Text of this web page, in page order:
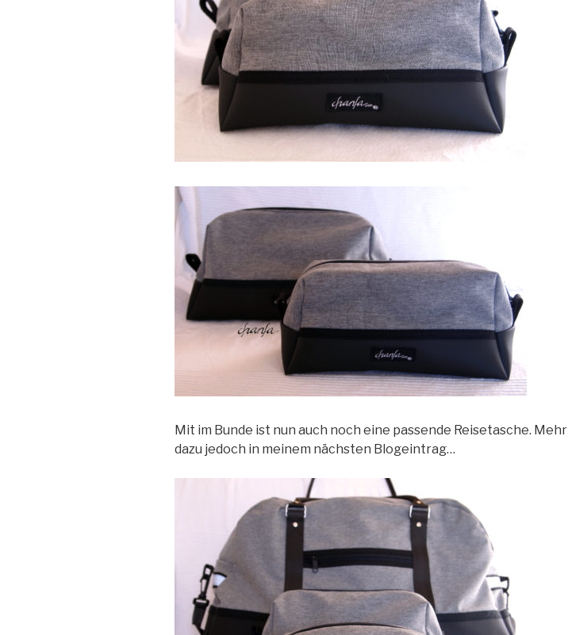
Mit im Bunde ist nun auch noch eine passende Reisetasche. Mehr
dazu jedoch in meinem nächsten Blogeintrag…